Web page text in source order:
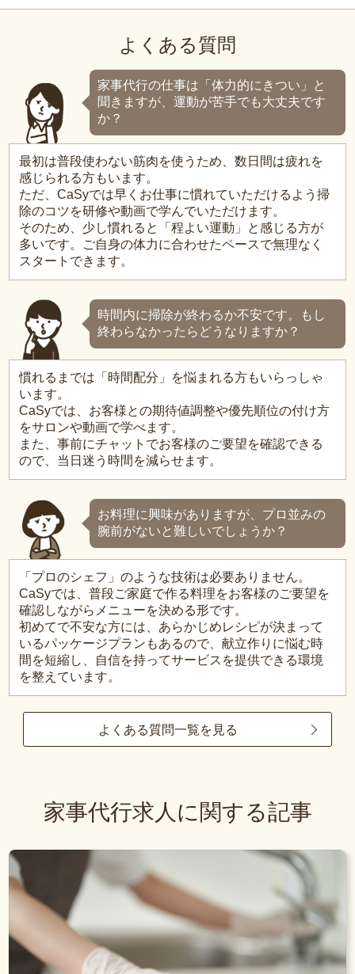
よくある質問
家事代行の仕事は「体力的にきつい」と
聞きますが、運動が苦手でも大丈夫です
か？
最初は普段使わない筋肉を使うため、数日間は疲れを
感じられる方もいます。
ただ、CaSyでは早くお仕事に慣れていただけるよう掃
除のコツを研修や動画で学んでいただけます。
そのため、少し慣れると「程よい運動」と感じる方が
多いです。ご自身の体力に合わせたペースで無理なく
スタートできます。
時間内に掃除が終わるか不安です。もし
終わらなかったらどうなりますか？
慣れるまでは「時間配分」を悩まれる方もいらっしゃ
います。
CaSyでは、お客様との期待値調整や優先順位の付け方
をサロンや動画で学べます。
また、事前にチャットでお客様のご要望を確認できる
ので、当日迷う時間を減らせます。
お料理に興味がありますが、プロ並みの
腕前がないと難しいでしょうか？
「プロのシェフ」のような技術は必要ありません。
CaSyでは、普段ご家庭で作る料理をお客様のご要望を
確認しながらメニューを決める形です。
初めてで不安な方には、あらかじめレシピが決まって
いるパッケージプランもあるので、献立作りに悩む時
間を短縮し、自信を持ってサービスを提供できる環境
を整えています。
よくある質問一覧を見る
家事代行求人に関する記事